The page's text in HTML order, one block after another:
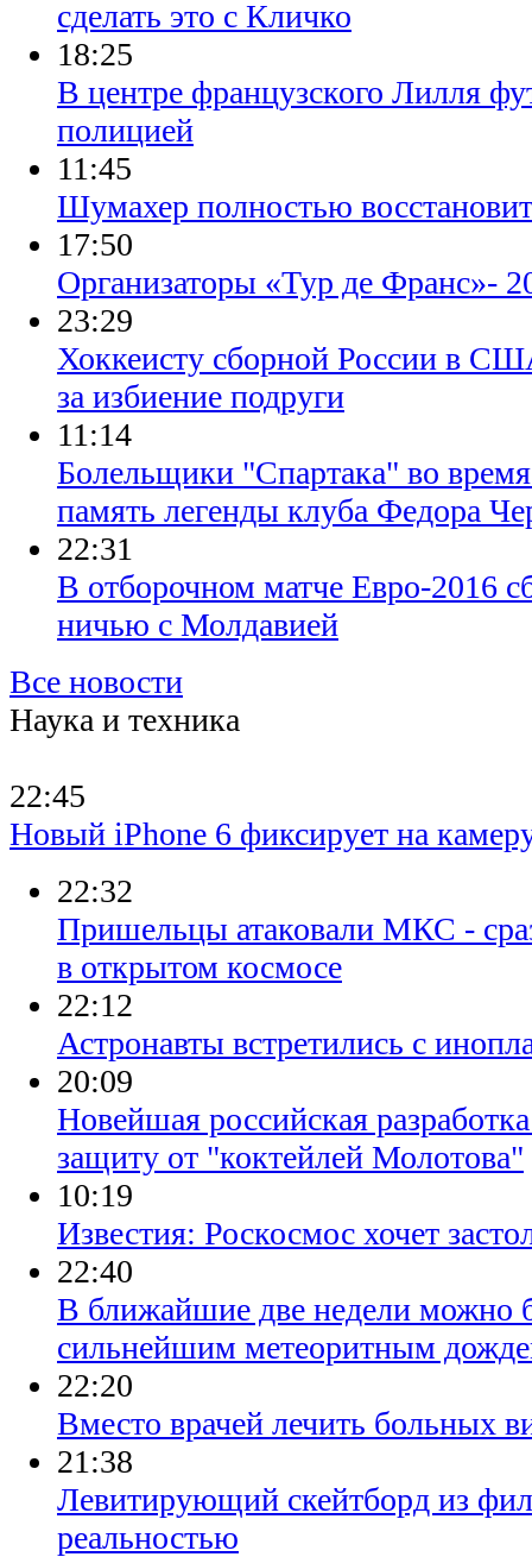
сделать это с Кличко
18:25
В центре французского Лилля
полицией
11:45
Шумахер полностью
17:50
Организаторы «Тур де Франс»-
23:29
Хоккеисту сборной России в
за избиение подруги
11:14
Болельщики "Спартака" во
память легенды клуба Федора
22:31
В отборочном матче Евро-2016
ничью с Молдавией
Все новости
Наука и техника
22:45
Новый iPhone 6 фиксирует на
22:32
Пришельцы атаковали МКС -
в открытом космосе
22:12
Астронавты встретились с
20:09
Новейшая российская
защиту от "коктейлей Молотова"
10:19
Известия: Роскосмос хочет
22:40
В ближайшие две недели можно
сильнейшим метеоритным
22:20
Вместо врачей лечить больных
21:38
Левитирующий скейтборд из
реальностью